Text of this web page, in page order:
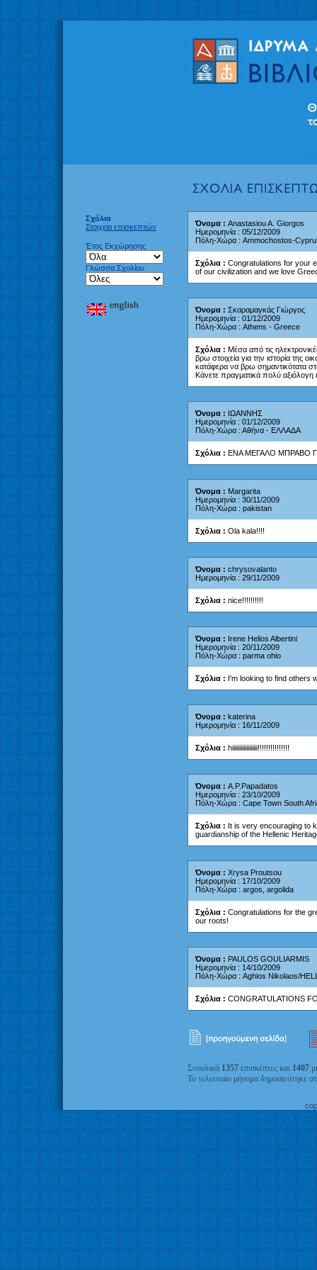
Σχόλια
Στοιχεία επισκεπτών
Έτος Εκχώρησης
Γλώσσα Σχολίου
Όνομα : Anastasiou A. Giorgos
Ημερομηνία : 05/12/2009
Πόλη-Χώρα : Ammochostos-
Σχόλια : Congratulations for your
of our civilization and we love
Όνομα : Σκαραμαγκάς Γιώργος
Ημερομηνία : 01/12/2009
Πόλη-Χώρα : Athens - Greece
Σχόλια : Μέσα από τις
βρω στοιχεία για την ιστορία της
κατάφερα να βρω σημαντικότατα
Κάνετε πραγματικά πολύ
Όνομα : ΙΩΑΝΝΗΣ
Ημερομηνία : 01/12/2009
Πόλη-Χώρα : Αθήνα - ΕΛΛΑΔΑ
Σχόλια : ΕΝΑ ΜΕΓΑΛΟ ΜΠΡΑΒΟ
Όνομα : Margarita
Ημερομηνία : 30/11/2009
Πόλη-Χώρα : pakistan
Σχόλια : Ola kala!!!!
Όνομα : chrysovalanto
Ημερομηνία : 29/11/2009
Σχόλια : nice!!!!!!!!!!
Όνομα : Irene Helios Albertini
Ημερομηνία : 20/11/2009
Πόλη-Χώρα : parma ohio
Σχόλια : I'm looking to find others
Όνομα : katerina
Ημερομηνία : 16/11/2009
Σχόλια : hiiiiiiiiiiiiiiiiii!!!!!!!!!!!!!!!
Όνομα : A.P.Papadatos
Ημερομηνία : 23/10/2009
Πόλη-Χώρα : Cape Town South
Σχόλια : It is very encouraging to
guardianship of the Hellenic
Όνομα : Xrysa Proutsou
Ημερομηνία : 17/10/2009
Πόλη-Χώρα : argos, argolida
Σχόλια : Congratulations for the
our roots!
Όνομα : PAULOS GOULIARMIS
Ημερομηνία : 14/10/2009
Πόλη-Χώρα : Aghios Nikolaos/
Σχόλια : CONGRATULATIONS
Συνολικά 1357 επισκέπτες και 1407
Το τελευταίο μήνυμα δημοσιεύτηκε